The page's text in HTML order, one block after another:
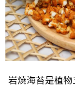
岩燒海苔是植